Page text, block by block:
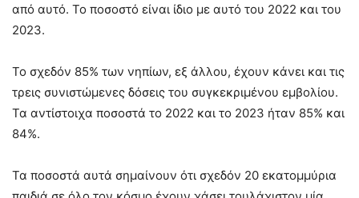
από αυτό. Το ποσοστό είναι ίδιο με αυτό του 2022 και του
2023.
Το σχεδόν 85% των νηπίων, εξ άλλου, έχουν κάνει και τις
τρεις συνιστώμενες δόσεις του συγκεκριμένου εμβολίου.
Τα αντίστοιχα ποσοστά το 2022 και το 2023 ήταν 85% και
84%.
Τα ποσοστά αυτά σημαίνουν ότι σχεδόν 20 εκατομμύρια